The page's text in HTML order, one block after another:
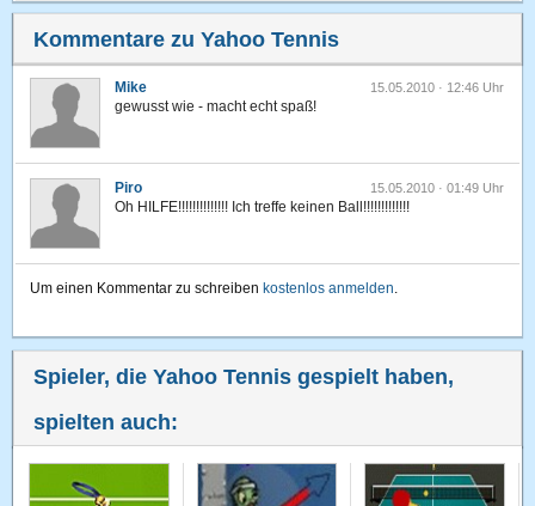
Kommentare zu Yahoo Tennis
Mike 15.05.2010 · 12:46 Uhr
gewusst wie - macht echt spaß!
Piro 15.05.2010 · 01:49 Uhr
Oh HILFE!!!!!!!!!!!!!! Ich treffe keinen Ball!!!!!!!!!!!!!
Um einen Kommentar zu schreiben kostenlos anmelden.
Spieler, die Yahoo Tennis gespielt haben,
spielten auch: